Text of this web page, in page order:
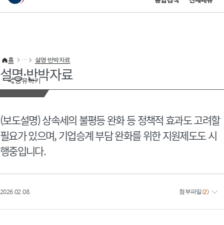
이 누리집은 대한민국 공식 전자정부 누리집입니다.
공유하기
홈 설명·반박자료
설명·반박자료
(보도설명) 상속세의 불평등 완화 등 정책적 효과도 고려할
필요가 있으며, 기업승계 부담 완화를 위한 지원제도도 시
행중입니다.
2026.02.08. 첨부파일 (2)